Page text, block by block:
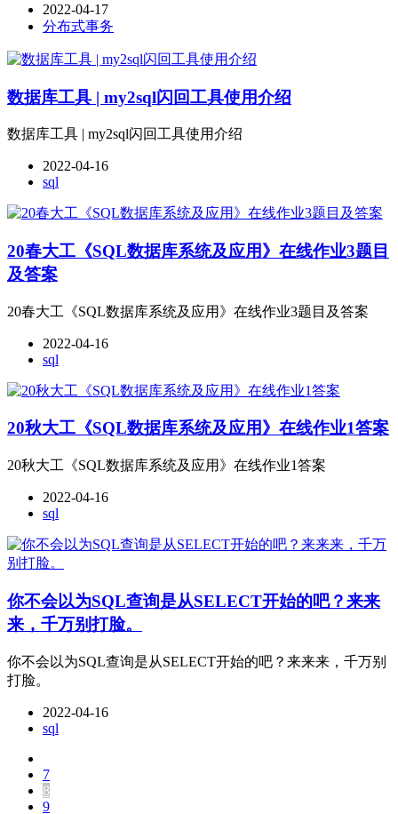
2022-04-17
分布式事务
数据库工具 | my2sql闪回工具使用介绍
数据库工具 | my2sql闪回工具使用介绍
2022-04-16
sql
20春大工《SQL数据库系统及应用》在线作业3题目
及答案
20春大工《SQL数据库系统及应用》在线作业3题目及答案
2022-04-16
sql
20秋大工《SQL数据库系统及应用》在线作业1答案
20秋大工《SQL数据库系统及应用》在线作业1答案
2022-04-16
sql
你不会以为SQL查询是从SELECT开始的吧？来来
来，千万别打脸。
你不会以为SQL查询是从SELECT开始的吧？来来来，千万别
打脸。
2022-04-16
sql
7
8
9